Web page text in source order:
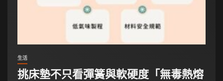
生活
挑床墊不只看彈簧與軟硬度「無毒熱熔